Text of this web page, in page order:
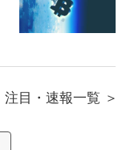
注目・速報一覧